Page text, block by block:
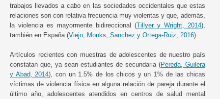
trabajos llevados a cabo en las sociedades occidentales que estas
relaciones son con relativa frecuencia muy violentas y que, además,
la violencia es mayormente bidireccional (Tillyer y Wright, 2014),
también en España (Viejo, Monks, Sanchez y Ortega-Ruiz, 2016).
Artículos recientes con muestras de adolescentes de nuestro país
constatan que, ya sean estudiantes de secundaria (Pereda, Guilera
y Abad, 2014), con un 1.5% de los chicos y un 1% de las chicas
víctimas de violencia física en alguna relación de pareja durante el
último año, adolescentes atendidos en centros de salud mental